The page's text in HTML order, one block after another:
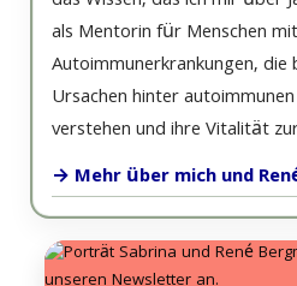
als Mentorin für Menschen mit
Autoimmunerkrankungen, die
Ursachen hinter
verstehen und ihre Vitalität
→ Mehr über mich und